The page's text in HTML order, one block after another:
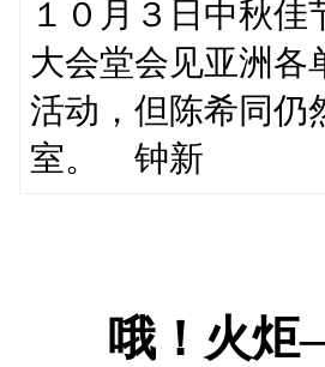
１０月３日中秋
大会堂会见亚洲各
活动，但陈希同仍
室。 钟新
哦！火炬